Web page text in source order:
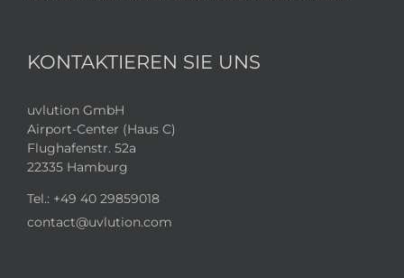
KONTAKTIEREN SIE UNS
uvlution GmbH
Airport-Center (Haus C)
Flughafenstr. 52a
22335 Hamburg
Tel.: +49 40 29859018
contact@uvlution.com